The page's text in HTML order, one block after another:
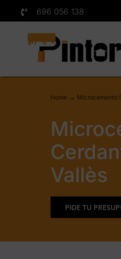
Saltar
al
contenido
696 056 138
Home Microcemento
Vallès
PIDE TU